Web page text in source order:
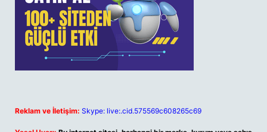
Reklam ve İletişim: Skype: live:.cid.575569c608265c69